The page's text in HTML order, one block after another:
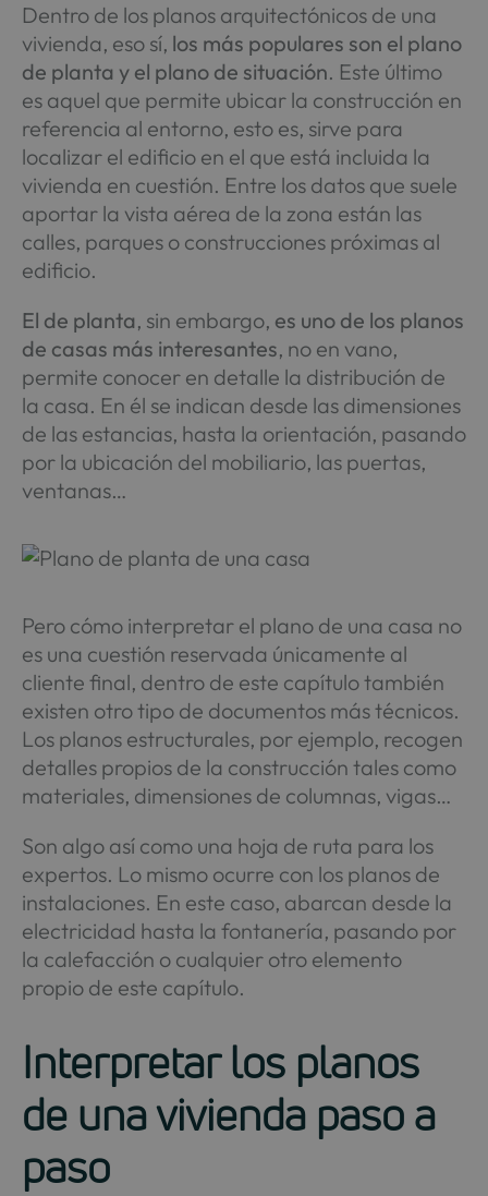
Dentro de los planos arquitectónicos de una
vivienda, eso sí, los más populares son el plano
de planta y el plano de situación. Este último
es aquel que permite ubicar la construcción en
referencia al entorno, esto es, sirve para
localizar el edificio en el que está incluida la
vivienda en cuestión. Entre los datos que suele
aportar la vista aérea de la zona están las
calles, parques o construcciones próximas al
edificio.
El de planta, sin embargo, es uno de los planos
de casas más interesantes, no en vano,
permite conocer en detalle la distribución de
la casa. En él se indican desde las dimensiones
de las estancias, hasta la orientación, pasando
por la ubicación del mobiliario, las puertas,
ventanas…
Pero cómo interpretar el plano de una casa no
es una cuestión reservada únicamente al
cliente final, dentro de este capítulo también
existen otro tipo de documentos más técnicos.
Los planos estructurales, por ejemplo, recogen
detalles propios de la construcción tales como
materiales, dimensiones de columnas, vigas…
Son algo así como una hoja de ruta para los
expertos. Lo mismo ocurre con los planos de
instalaciones. En este caso, abarcan desde la
electricidad hasta la fontanería, pasando por
la calefacción o cualquier otro elemento
propio de este capítulo.
Interpretar los planos
de una vivienda paso a
paso